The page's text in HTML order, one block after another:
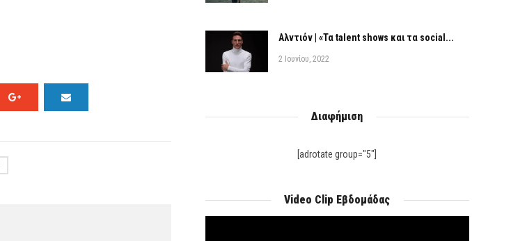
Αλντιόν | «Τα talent shows και τα social...
2 Ιουνίου, 2022
Διαφήμιση
[adrotate group="5"]
Video Clip Εβδομάδας